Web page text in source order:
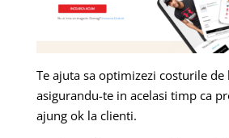
Te ajuta sa optimizezi costurile de
asigurandu-te in acelasi timp ca
ajung ok la clienti.